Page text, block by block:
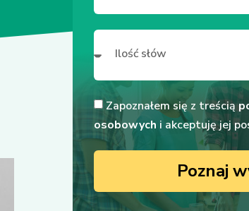
Zapoznałem się z treścią
osobowych i akceptuję jej
Poznaj